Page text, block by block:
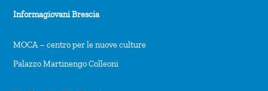
Informagiovani Brescia
MOCA – centro per le nuove culture
Palazzo Martinengo Colleoni